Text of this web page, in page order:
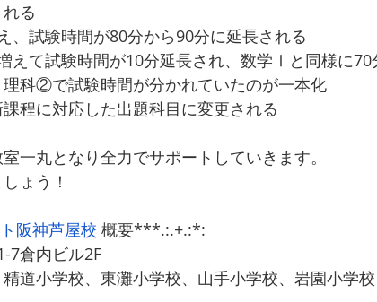
る
、試験時間が80分から90分に延長される
えて試験時間が10分延長され、数学Ⅰと同様に70
科②で試験時間が分かれていたのが一本化
程に対応した出題科目に変更される
一丸となり全力でサポートしていきます。
ょう！
阪神芦屋校 概要***.:.+.:*:
7倉内ビル2F
精道小学校、東灘小学校、山手小学校、岩園小学校